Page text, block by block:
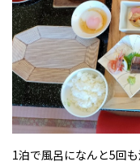
1泊で風呂になんと5回も